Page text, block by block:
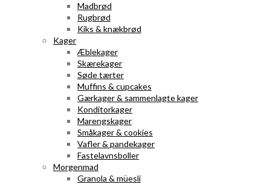
Madbrød
Rugbrød
Kiks & knækbrød
Kager
Æblekager
Skærekager
Søde tærter
Muffins & cupcakes
Gærkager & sammenlagte kager
Konditorkager
Marengskager
Småkager & cookies
Vafler & pandekager
Fastelavnsboller
Morgenmad
Granola & müesli